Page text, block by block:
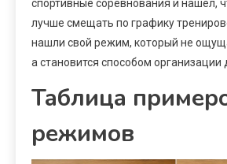
спортивные соревнования и нашёл,
лучше смещать по графику
нашли свой режим, который не
а становится способом организации
Таблица
режимов